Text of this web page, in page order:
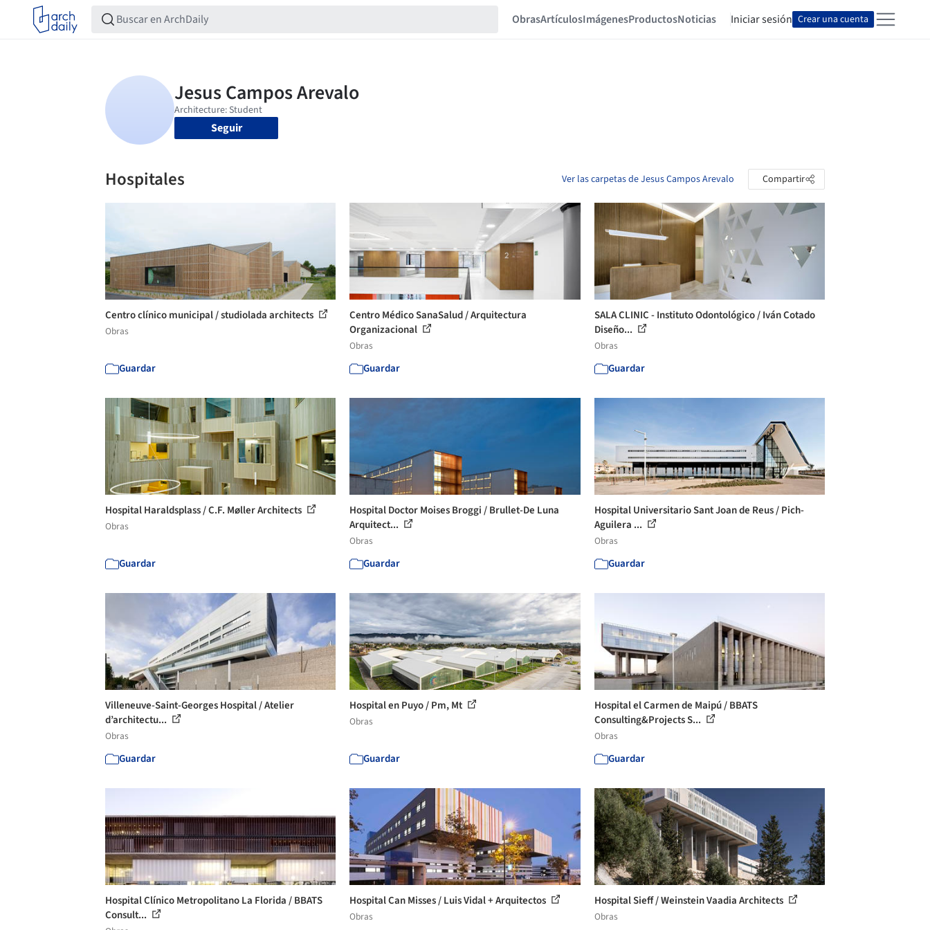
ObrasArtículosImágenesProductosNoticias Iniciar sesión Crear una cuenta
Seguir
Hospitales Ver las carpetas de Jesus Campos Arevalo Compartir
Centro clínico municipal / studiolada architects
Obras
Guardar
Centro Médico SanaSalud / Arquitectura
Organizacional
Obras
Guardar
SALA CLINIC - Instituto Odontológico / Iván Cotado
Diseño...
Obras
Guardar
Hospital Haraldsplass / C.F. Møller Architects
Obras
Guardar
Hospital Doctor Moises Broggi / Brullet-De Luna
Arquitect...
Obras
Guardar
Hospital Universitario Sant Joan de Reus / Pich-
Aguilera ...
Obras
Guardar
Villeneuve-Saint-Georges Hospital / Atelier
d’architectu...
Obras
Guardar
Hospital en Puyo / Pm, Mt
Obras
Guardar
Hospital el Carmen de Maipú / BBATS
Consulting&Projects S...
Obras
Guardar
Hospital Clínico Metropolitano La Florida / BBATS
Consult...
Hospital Can Misses / Luis Vidal + Arquitectos
Obras
Hospital Sieff / Weinstein Vaadia Architects
Obras